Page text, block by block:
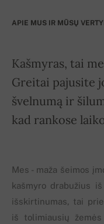
APIE MUS IR MŪSŲ
Kašmyras, tai
Greitai pajusite
švelnumą ir
kad rankose
Mes - maža šeimos
kašmyro drabužius
išskirtinumas, tai
iš tolimiausių